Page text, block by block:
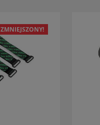
ZMNIEJSZONY!